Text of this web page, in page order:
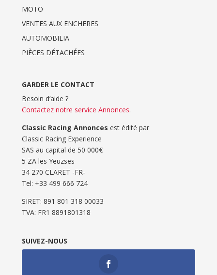
MOTO
VENTES AUX ENCHERES
AUTOMOBILIA
PIÈCES DÉTACHÉES
GARDER LE CONTACT
Besoin d’aide ?
Contactez notre service Annonces.
Classic Racing Annonces est édité par
Classic Racing Experience
SAS au capital de 50 000€
5 ZA les Yeuzses
34 270 CLARET -FR-
Tel: ‭+33 499 666 724‬
SIRET: 891 801 318 00033
TVA: FR1 8891801318
SUIVEZ-NOUS